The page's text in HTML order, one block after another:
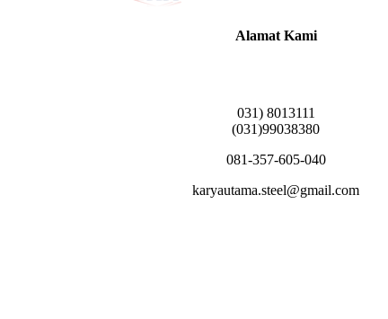
Alamat Kami
031) 8013111
(031)99038380
081-357-605-040
karyautama.steel@gmail.com